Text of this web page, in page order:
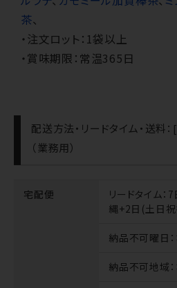
茶、
・注文ロット：1袋以上
・賞味期限：常温365日
配送方法・リードタイム・送料
（業務用）
宅配便 リードタイム：
縄+2日(土日祝
納品不可曜日
納品不可地域